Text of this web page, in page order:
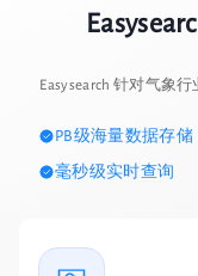
Easysearch 针对气象
PB级海量数据存储
毫秒级实时查询